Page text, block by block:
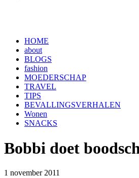
HOME
about
BLOGS
fashion
MOEDERSCHAP
TRAVEL
TIPS
BEVALLINGSVERHALEN
Wonen
SNACKS
Bobbi doet
1 november 2011